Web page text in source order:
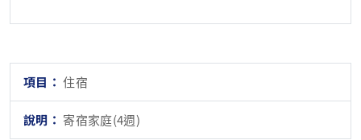
住宿
寄宿家庭(4週)